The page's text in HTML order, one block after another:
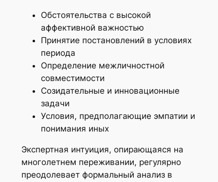
Обстоятельства с высокой
аффективной важностью
Принятие постановлений в условиях
периода
Определение межличностной
совместимости
Созидательные и инновационные
задачи
Условия, предполагающие эмпатии и
понимания иных
Экспертная интуиция, опирающаяся на
многолетнем переживании, регулярно
преодолевает формальный анализ в